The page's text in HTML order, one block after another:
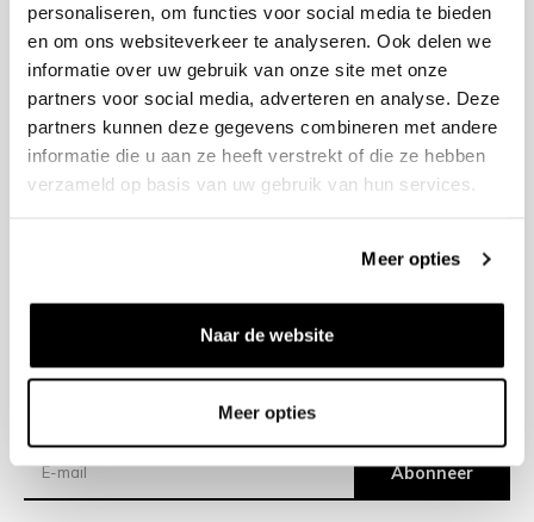
personaliseren, om functies voor social media te bieden
en om ons websiteverkeer te analyseren. Ook delen we
informatie over uw gebruik van onze site met onze
partners voor social media, adverteren en analyse. Deze
partners kunnen deze gegevens combineren met andere
informatie die u aan ze heeft verstrekt of die ze hebben
verzameld op basis van uw gebruik van hun services.
Meer opties
Naar de website
Meer opties
+31 23 205 2006
info@bruut.nl
Contact Formulier
Open tot 18:00
OPENINGSTIJDEN
Verzending
Abonneer